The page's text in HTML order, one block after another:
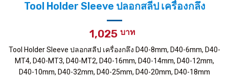
Tool Holder Sleeve ปลอกสลีป เครื่องกลึง
1,025
Tool Holder Sleeve ปลอกสลีป เครื่องกลึง D40-8mm, D40-6mm, D40-
MT4, D40-MT3, D40-MT2, D40-16mm, D40-14mm, D40-12mm,
D40-10mm, D40-32mm, D40-25mm, D40-20mm, D40-18mm